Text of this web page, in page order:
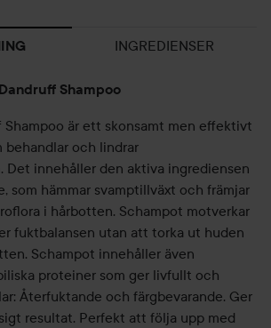
INGREDIENSER
Shampoo
Shampoo är ett skonsamt men effektivt
behandlar och lindrar
Det innehåller den aktiva ingrediensen
som hämmar svamptillväxt och främjar
i hårbotten. Schampot motverkar
fuktbalansen utan att torka ut huden
Schampot innehåller även
proteiner som ger livfullt och
Återfuktande och färgbevarande. Ger
resultat. Perfekt att följa upp med